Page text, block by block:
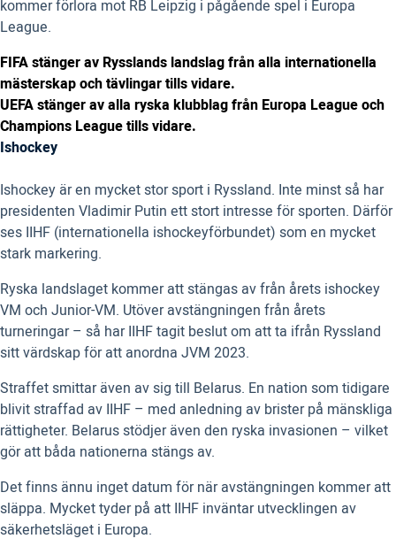
kommer förlora mot RB Leipzig i pågående spel i Europa
League.
FIFA stänger av Rysslands landslag från alla internationella
mästerskap och tävlingar tills vidare.
UEFA stänger av alla ryska klubblag från Europa League och
Champions League tills vidare.
Ishockey
Ishockey är en mycket stor sport i Ryssland. Inte minst så har
presidenten Vladimir Putin ett stort intresse för sporten. Därför
ses IIHF (internationella ishockeyförbundet) som en mycket
stark markering.
Ryska landslaget kommer att stängas av från årets ishockey
VM och Junior-VM. Utöver avstängningen från årets
turneringar – så har IIHF tagit beslut om att ta ifrån Ryssland
sitt värdskap för att anordna JVM 2023.
Straffet smittar även av sig till Belarus. En nation som tidigare
blivit straffad av IIHF – med anledning av brister på mänskliga
rättigheter. Belarus stödjer även den ryska invasionen – vilket
gör att båda nationerna stängs av.
Det finns ännu inget datum för när avstängningen kommer att
släppa. Mycket tyder på att IIHF inväntar utvecklingen av
säkerhetsläget i Europa.